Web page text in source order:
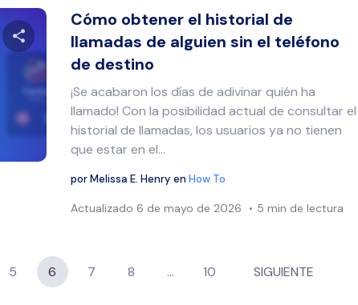
Comparte este artículo
Facebook Copiar enlace
Cómo obtener el historial de
llamadas de alguien sin el teléfono
de destino
¡Se acabaron los días de adivinar quién ha
llamado! Con la posibilidad actual de consultar el
historial de llamadas, los usuarios ya no tienen
que estar en el...
porMelissa E. Henry enHow To
Actualizado 6 de mayo de 2026 5 min de lectura
5 6 7 8 … 10 SIGUIENTE